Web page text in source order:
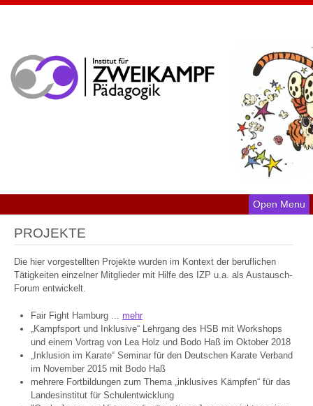
Open Menu
PROJEKTE
Die hier vorgestellten Projekte wurden im Kontext der beruflichen
Tätigkeiten einzelner Mitglieder mit Hilfe des IZP u.a. als Austausch-
Forum entwickelt.
Fair Fight Hamburg ... mehr
„Kampfsport und Inklusive“ Lehrgang des HSB mit Workshops
und einem Vortrag von Lea Holz und Bodo Haß im Oktober 2018
„Inklusion im Karate“ Seminar für den Deutschen Karate Verband
im November 2015 mit Bodo Haß
mehrere Fortbildungen zum Thema „inklusives Kämpfen“ für das
Landesinstitut für Schulentwicklung